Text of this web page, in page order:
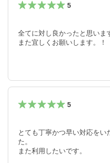
5
全てに対し良かったと思いま
また宜しくお願いします。！
5
とても丁寧かつ早い対応をい
た。
また利用したいです。